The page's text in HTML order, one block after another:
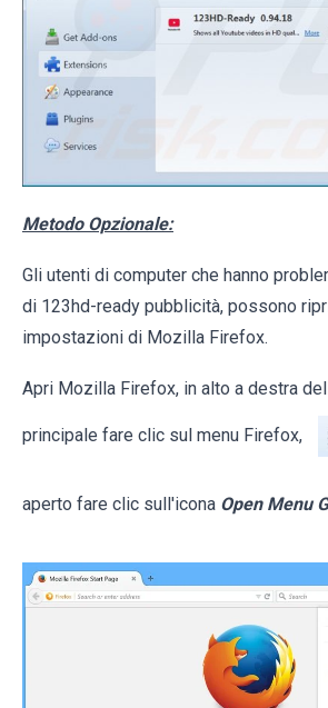
Metodo Opzionale:
Gli utenti di computer che hanno
di 123hd-ready pubblicità, possono
impostazioni di Mozilla Firefox.
Apri Mozilla Firefox, in alto a destra
principale fare clic sul menu Firefox,
aperto fare clic sull'icona Open Menu